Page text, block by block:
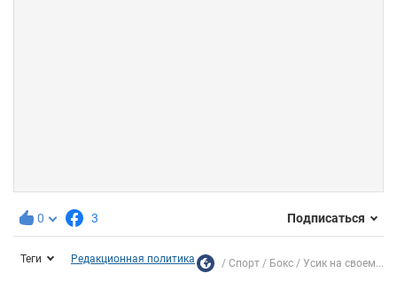
0 3 Подписаться
Теги Редакционная политика Спорт Бокс Усик на своем...